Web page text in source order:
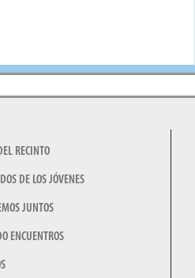
RECINTO
DE LOS JÓVENES
JUNTOS
ENCUENTROS